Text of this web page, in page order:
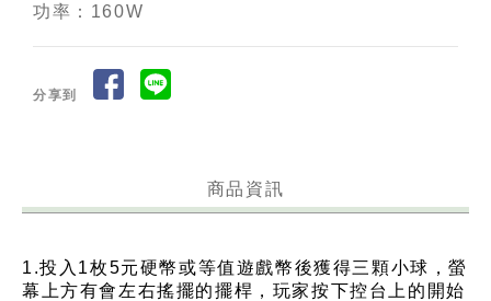
功率：160W
分享到
商品資訊
1.投入1枚5元硬幣或等值遊戲幣後獲得三顆小球，螢
幕上方有會左右搖擺的擺桿，玩家按下控台上的開始